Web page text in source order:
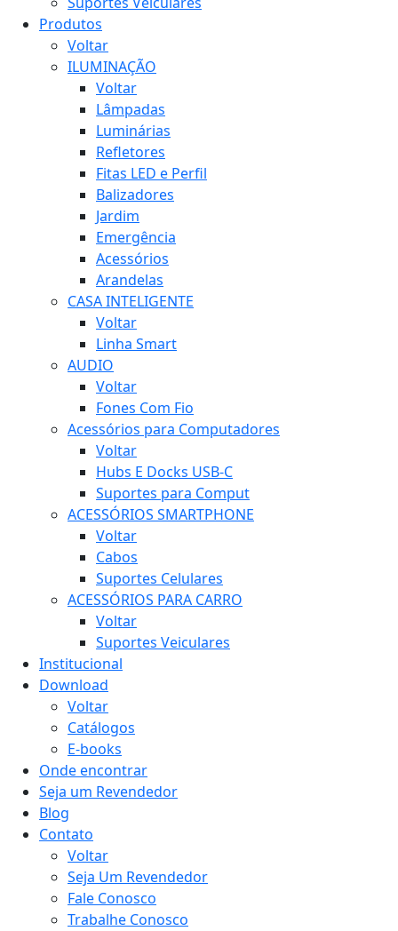
Produtos
Voltar
ILUMINAÇÃO
Voltar
Lâmpadas
Luminárias
Refletores
Fitas LED e Perfil
Balizadores
Jardim
Emergência
Acessórios
Arandelas
CASA INTELIGENTE
Voltar
Linha Smart
AUDIO
Voltar
Fones Com Fio
Acessórios para Computadores
Voltar
Hubs E Docks USB-C
Suportes para Comput
ACESSÓRIOS SMARTPHONE
Voltar
Cabos
Suportes Celulares
ACESSÓRIOS PARA CARRO
Voltar
Suportes Veiculares
Institucional
Download
Voltar
Catálogos
E-books
Onde encontrar
Seja um Revendedor
Blog
Contato
Voltar
Seja Um Revendedor
Fale Conosco
Trabalhe Conosco